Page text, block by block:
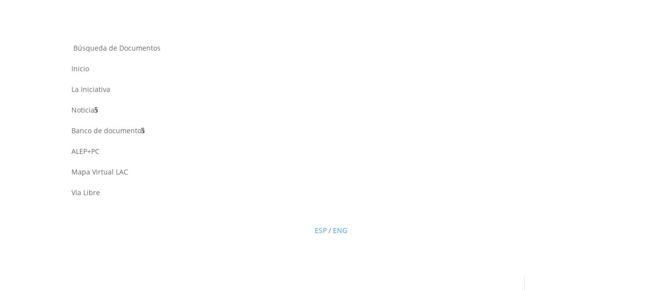
Búsqueda de Documentos
Inicio
La Iniciativa
Noticias
Banco de documentos
ALEP+PC
Mapa Virtual LAC
Vía Libre
ESP / ENG